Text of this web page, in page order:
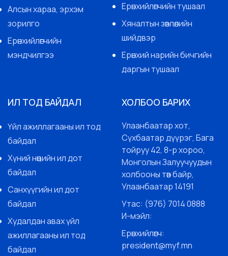
Алсын хараа, эрхэм
зорилго
Ерөнхийлөгчийн
мэндчилгээ
Ерөнхийлөгчийн тушаал
Хяналтын зөвлөлийн
шийдвэр
Ерөнхий нарийн бичгийн
даргын тушаал
ИЛ ТОД БАЙДАЛ
Үйл ажиллагааны ил тод
байдал
Хүний нөөцийн ил дот
байдал
Санхүүгийн ил дот
байдал
Худалдан авах үйл
ажиллагааны ил тод
байдал
ХОЛБОО БАРИХ
Улаанбаатар хот,
Сүхбаатар дүүрэг, Бага
тойруу 42, 8-р хороо,
Монголын Залуучуудын
холбооны төв байр,
Улаанбаатар 14191
Утас: (976) 7014 0888
И-мэйл:
Ерөнхийлөгч:
president@myf.mn